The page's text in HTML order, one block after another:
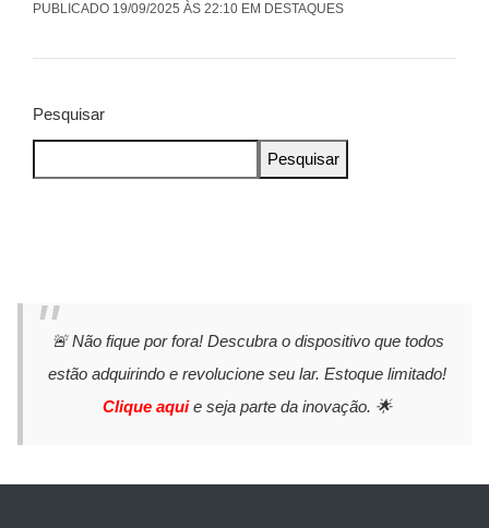
PUBLICADO 19/09/2025 ÀS 22:10 EM DESTAQUES
Pesquisar
Pesquisar
🚨 Não fique por fora! Descubra o dispositivo que todos
estão adquirindo e revolucione seu lar. Estoque limitado!
Clique aquie seja parte da inovação. 🌟